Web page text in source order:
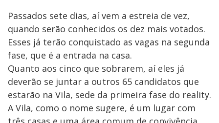
Passados sete dias, aí vem a estreia de vez,
quando serão conhecidos os dez mais votados.
Esses já terão conquistado as vagas na segunda
fase, que é a entrada na casa.
Quanto aos cinco que sobrarem, aí eles já
deverão se juntar a outros 65 candidatos que
estarão na Vila, sede da primeira fase do reality.
A Vila, como o nome sugere, é um lugar com